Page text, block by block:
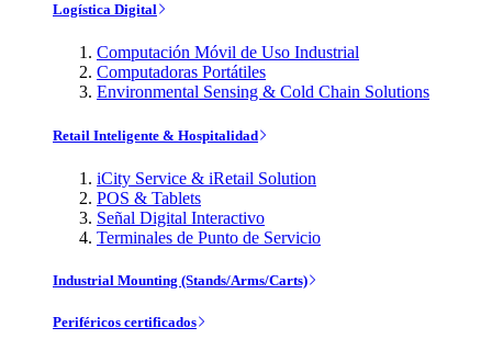
Logística Digital
Computación Móvil de Uso Industrial
Computadoras Portátiles
Environmental Sensing & Cold Chain Solutions
Retail Inteligente & Hospitalidad
iCity Service & iRetail Solution
POS & Tablets
Señal Digital Interactivo
Terminales de Punto de Servicio
Industrial Mounting (Stands/Arms/Carts)
Periféricos certificados